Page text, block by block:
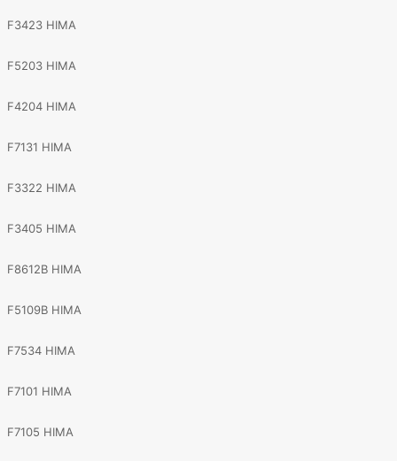
F3423 HIMA
F5203 HIMA
F4204 HIMA
F7131 HIMA
F3322 HIMA
F3405 HIMA
F8612B HIMA
F5109B HIMA
F7534 HIMA
F7101 HIMA
F7105 HIMA